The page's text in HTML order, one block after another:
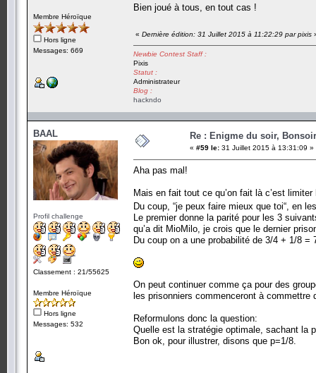
Membre Héroïque
Hors ligne
Messages: 669
Bien joué à tous, en tout cas !
« Dernière édition: 31 Juillet 2015 à 11:22:29 par pixis
Newbie Contest Staff :
Pixis
Statut :
Administrateur
Blog :
hackndo
BAAL
Profil challenge
Classement : 21/55625
Membre Héroïque
Hors ligne
Messages: 532
Re : Enigme du soir,
« #59 le: 31 Juillet 2015 à 13:31:09 »
Aha pas mal!
Mais en fait tout ce qu’on fait là c’est
Du coup, “je peux faire mieux que toi“, en
Le premier donne la parité pour les 3
qu’a dit MioMilo, je crois que le dernier
Du coup on a une probabilité de 3/4 + 1/8 =
On peut continuer comme ça pour des
les prisonniers commenceront à
Reformulons donc la question:
Quelle est la stratégie optimale, sachant la
Bon ok, pour illustrer, disons que p=1/8.